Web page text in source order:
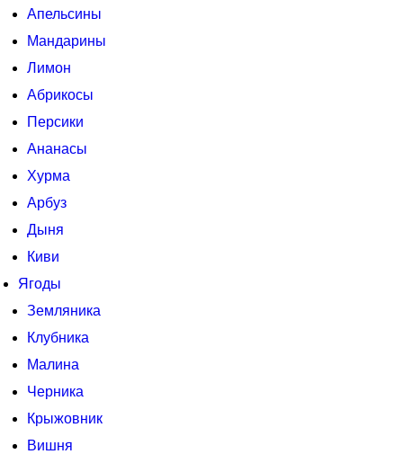
Апельсины
Мандарины
Лимон
Абрикосы
Персики
Ананасы
Хурма
Арбуз
Дыня
Киви
Ягоды
Земляника
Клубника
Малина
Черника
Крыжовник
Вишня